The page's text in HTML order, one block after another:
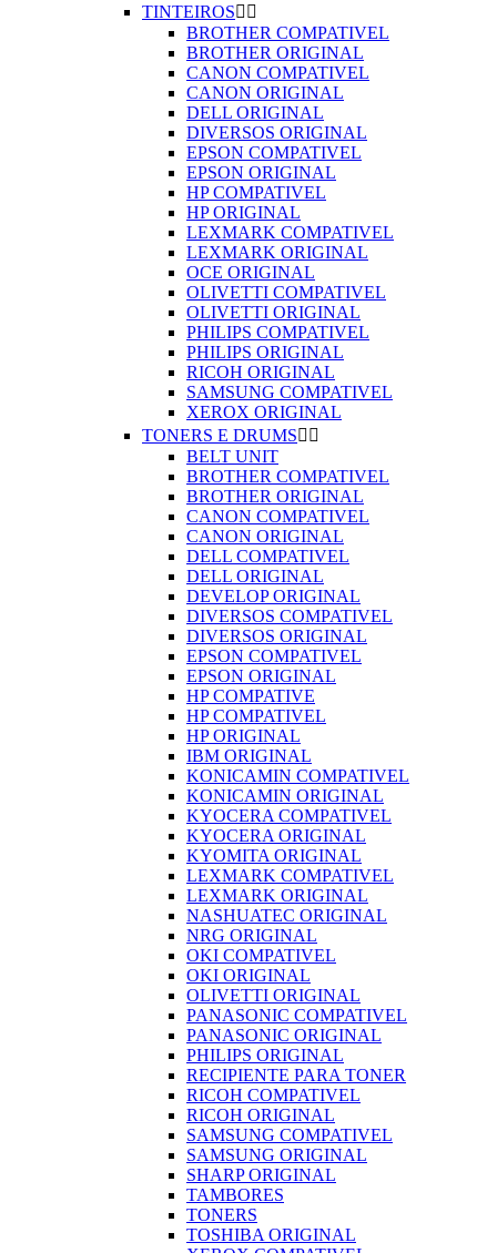
TINTEIROS 
BROTHER COMPATIVEL
BROTHER ORIGINAL
CANON COMPATIVEL
CANON ORIGINAL
DELL ORIGINAL
DIVERSOS ORIGINAL
EPSON COMPATIVEL
EPSON ORIGINAL
HP COMPATIVEL
HP ORIGINAL
LEXMARK COMPATIVEL
LEXMARK ORIGINAL
OCE ORIGINAL
OLIVETTI COMPATIVEL
OLIVETTI ORIGINAL
PHILIPS COMPATIVEL
PHILIPS ORIGINAL
RICOH ORIGINAL
SAMSUNG COMPATIVEL
XEROX ORIGINAL
TONERS E DRUMS 
BELT UNIT
BROTHER COMPATIVEL
BROTHER ORIGINAL
CANON COMPATIVEL
CANON ORIGINAL
DELL COMPATIVEL
DELL ORIGINAL
DEVELOP ORIGINAL
DIVERSOS COMPATIVEL
DIVERSOS ORIGINAL
EPSON COMPATIVEL
EPSON ORIGINAL
HP COMPATIVE
HP COMPATIVEL
HP ORIGINAL
IBM ORIGINAL
KONICAMIN COMPATIVEL
KONICAMIN ORIGINAL
KYOCERA COMPATIVEL
KYOCERA ORIGINAL
KYOMITA ORIGINAL
LEXMARK COMPATIVEL
LEXMARK ORIGINAL
NASHUATEC ORIGINAL
NRG ORIGINAL
OKI COMPATIVEL
OKI ORIGINAL
OLIVETTI ORIGINAL
PANASONIC COMPATIVEL
PANASONIC ORIGINAL
PHILIPS ORIGINAL
RECIPIENTE PARA TONER
RICOH COMPATIVEL
RICOH ORIGINAL
SAMSUNG COMPATIVEL
SAMSUNG ORIGINAL
SHARP ORIGINAL
TAMBORES
TONERS
TOSHIBA ORIGINAL